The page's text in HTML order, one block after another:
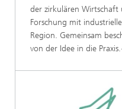
der zirkulären Wirtschaft
Forschung mit
Region. Gemeinsam
von der Idee in die